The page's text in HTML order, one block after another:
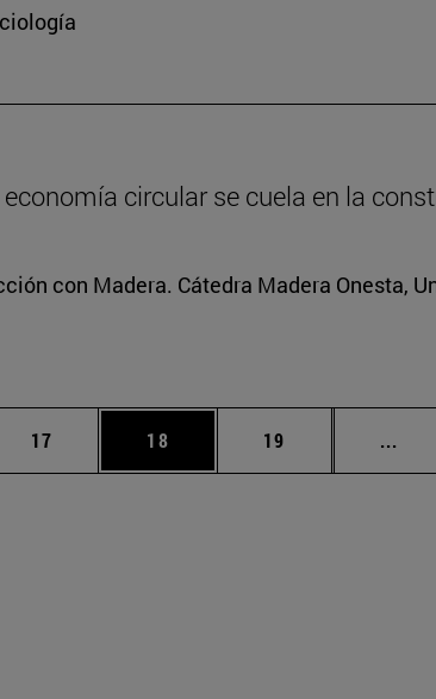
circular se cuela en la
con Madera. Cátedra Madera Onesta,
intermedias Use TAB para desplazarse.
Página
17 Página
18 Página
19 ...